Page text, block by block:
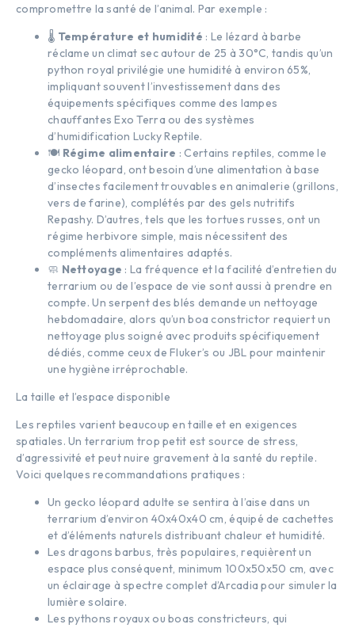
compromettre la santé de l’animal. Par exemple :
🌡️ Température et humidité : Le lézard à barbe
réclame un climat sec autour de 25 à 30°C, tandis qu’un
python royal privilégie une humidité à environ 65%,
impliquant souvent l’investissement dans des
équipements spécifiques comme des lampes
chauffantes Exo Terra ou des systèmes
d’humidification Lucky Reptile.
🍽️ Régime alimentaire : Certains reptiles, comme le
gecko léopard, ont besoin d’une alimentation à base
d’insectes facilement trouvables en animalerie (grillons,
vers de farine), complétés par des gels nutritifs
Repashy. D’autres, tels que les tortues russes, ont un
régime herbivore simple, mais nécessitent des
compléments alimentaires adaptés.
🧼 Nettoyage : La fréquence et la facilité d’entretien du
terrarium ou de l’espace de vie sont aussi à prendre en
compte. Un serpent des blés demande un nettoyage
hebdomadaire, alors qu’un boa constrictor requiert un
nettoyage plus soigné avec produits spécifiquement
dédiés, comme ceux de Fluker’s ou JBL pour maintenir
une hygiène irréprochable.
La taille et l’espace disponible
Les reptiles varient beaucoup en taille et en exigences
spatiales. Un terrarium trop petit est source de stress,
d’agressivité et peut nuire gravement à la santé du reptile.
Voici quelques recommandations pratiques :
Un gecko léopard adulte se sentira à l’aise dans un
terrarium d’environ 40x40x40 cm, équipé de cachettes
et d’éléments naturels distribuant chaleur et humidité.
Les dragons barbus, très populaires, requièrent un
espace plus conséquent, minimum 100x50x50 cm, avec
un éclairage à spectre complet d’Arcadia pour simuler la
lumière solaire.
Les pythons royaux ou boas constricteurs, qui